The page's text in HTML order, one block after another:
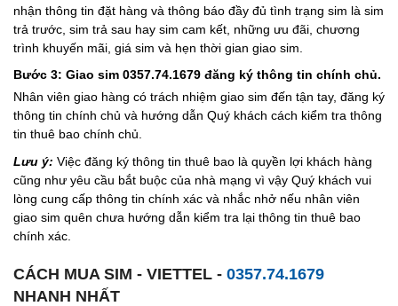
nhận thông tin đặt hàng và thông báo đầy đủ tình trạng sim là sim
trả trước, sim trả sau hay sim cam kết, những ưu đãi, chương
trình khuyến mãi, giá sim và hẹn thời gian giao sim.
Bước 3: Giao sim 0357.74.1679 đăng ký thông tin chính chủ.
Nhân viên giao hàng có trách nhiệm giao sim đến tận tay, đăng ký
thông tin chính chủ và hướng dẫn Quý khách cách kiểm tra thông
tin thuê bao chính chủ.
Lưu ý: Việc đăng ký thông tin thuê bao là quyền lợi khách hàng
cũng như yêu cầu bắt buộc của nhà mạng vì vậy Quý khách vui
lòng cung cấp thông tin chính xác và nhắc nhở nếu nhân viên
giao sim quên chưa hướng dẫn kiểm tra lại thông tin thuê bao
chính xác.
CÁCH MUA SIM - VIETTEL - 0357.74.1679
NHANH NHẤT